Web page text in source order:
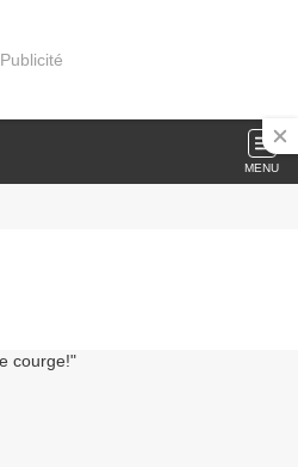
Publicité
MENU